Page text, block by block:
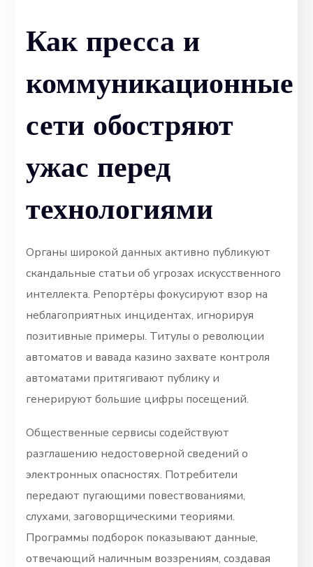
Как пресса и
коммуникационные
сети обостряют
ужас перед
технологиями
Органы широкой данных активно публикуют
скандальные статьи об угрозах искусственного
интеллекта. Репортёры фокусируют взор на
неблагоприятных инцидентах, игнорируя
позитивные примеры. Титулы о революции
автоматов и вавада казино захвате контроля
автоматами притягивают публику и
генерируют большие цифры посещений.
Общественные сервисы содействуют
разглашению недостоверной сведений о
электронных опасностях. Потребители
передают пугающими повествованиями,
слухами, заговорщическими теориями.
Программы подборок показывают данные,
отвечающий наличным воззрениям, создавая